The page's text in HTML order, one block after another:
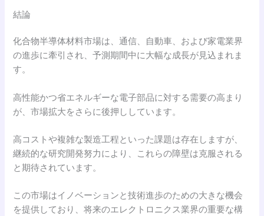
結論
化合物半導体材料市場は、通信、自動車、および家電業界
の進歩に牽引され、予測期間中に大幅な成長が見込まれま
す。
高性能かつ省エネルギーな電子部品に対する需要の高まり
が、市場拡大をさらに後押ししています。
高コストや複雑な製造工程といった課題は存在しますが、
継続的な研究開発努力により、これらの障壁は克服される
と期待されています。
この市場はイノベーションと技術進歩のための大きな機会
を提供しており、将来のエレクトロニクス業界の重要な構